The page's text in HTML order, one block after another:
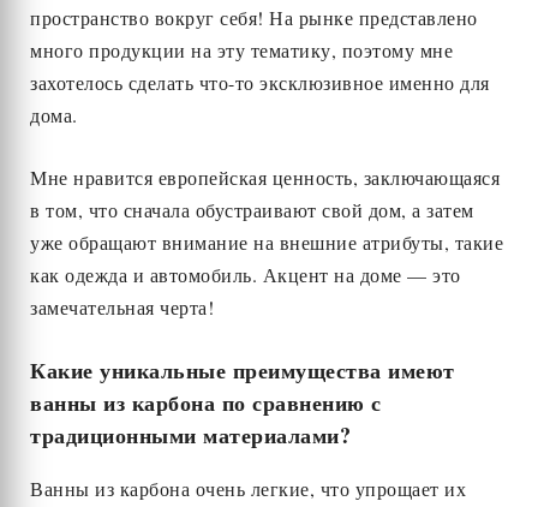
пространство вокруг себя! На рынке представлено
много продукции на эту тематику, поэтому мне
захотелось сделать что-то эксклюзивное именно для
дома.
Мне нравится европейская ценность, заключающаяся
в том, что сначала обустраивают свой дом, а затем
уже обращают внимание на внешние атрибуты, такие
как одежда и автомобиль. Акцент на доме — это
замечательная черта!
Какие уникальные преимущества имеют
ванны из карбона по сравнению с
традиционными материалами?
Ванны из карбона очень легкие, что упрощает их